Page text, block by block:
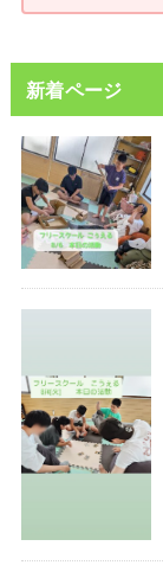
新着ページ